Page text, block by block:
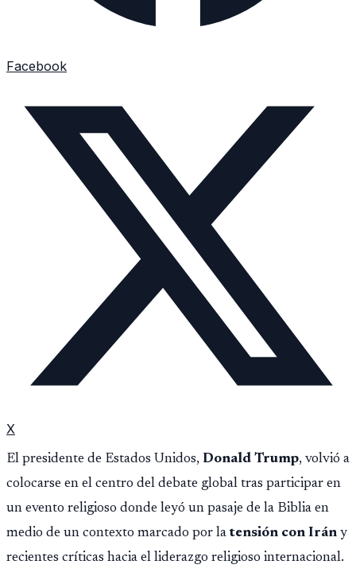
Facebook
X
El presidente de Estados Unidos, Donald Trump, volvió a
colocarse en el centro del debate global tras participar en
un evento religioso donde leyó un pasaje de la Biblia en
medio de un contexto marcado por latensión con Irán y
recientes críticas hacia el liderazgo religioso internacional.